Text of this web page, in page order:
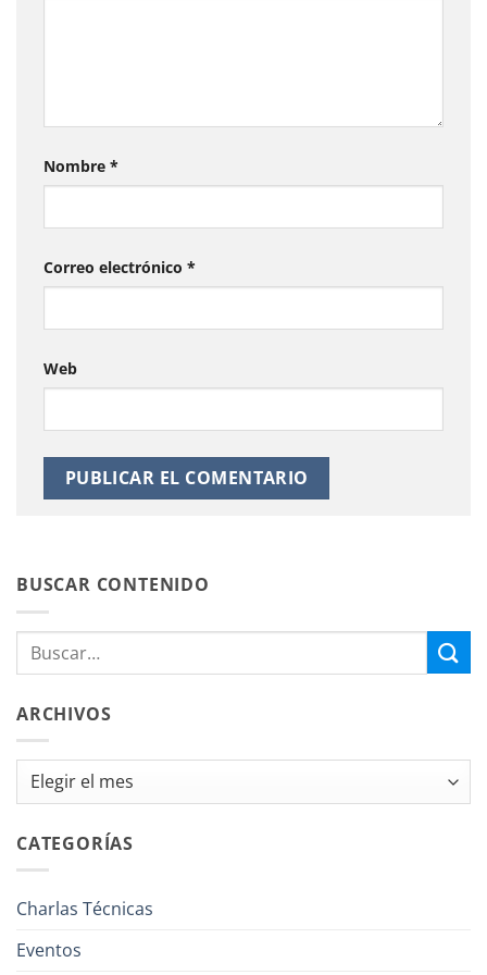
Nombre *
Correo electrónico *
Web
BUSCAR CONTENIDO
ARCHIVOS
Archivos
CATEGORÍAS
Charlas Técnicas
Eventos